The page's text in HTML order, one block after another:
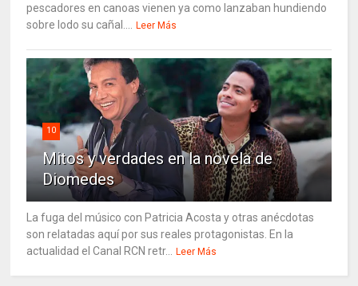
pescadores en canoas vienen ya como lanzaban hundiendo
sobre lodo su cañal....
Leer Más
10
Mitos y verdades en la novela de
Diomedes
La fuga del músico con Patricia Acosta y otras anécdotas
son relatadas aquí por sus reales protagonistas. En la
actualidad el Canal RCN retr...
Leer Más